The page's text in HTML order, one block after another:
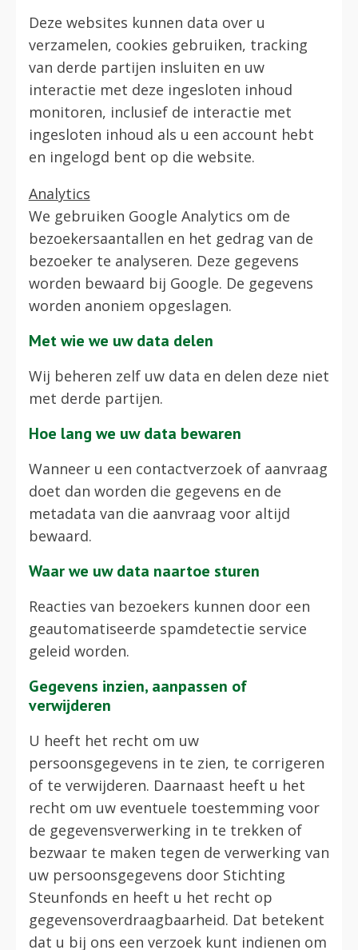
Deze websites kunnen data over u
verzamelen, cookies gebruiken, tracking
van derde partijen insluiten en uw
interactie met deze ingesloten inhoud
monitoren, inclusief de interactie met
ingesloten inhoud als u een account hebt
en ingelogd bent op die website.
Analytics
We gebruiken Google Analytics om de
bezoekersaantallen en het gedrag van de
bezoeker te analyseren. Deze gegevens
worden bewaard bij Google. De gegevens
worden anoniem opgeslagen.
Met wie we uw data delen
Wij beheren zelf uw data en delen deze niet
met derde partijen.
Hoe lang we uw data bewaren
Wanneer u een contactverzoek of aanvraag
doet dan worden die gegevens en de
metadata van die aanvraag voor altijd
bewaard.
Waar we uw data naartoe sturen
Reacties van bezoekers kunnen door een
geautomatiseerde spamdetectie service
geleid worden.
Gegevens inzien, aanpassen of
verwijderen
U heeft het recht om uw
persoonsgegevens in te zien, te corrigeren
of te verwijderen. Daarnaast heeft u het
recht om uw eventuele toestemming voor
de gegevensverwerking in te trekken of
bezwaar te maken tegen de verwerking van
uw persoonsgegevens door Stichting
Steunfonds en heeft u het recht op
gegevensoverdraagbaarheid. Dat betekent
dat u bij ons een verzoek kunt indienen om